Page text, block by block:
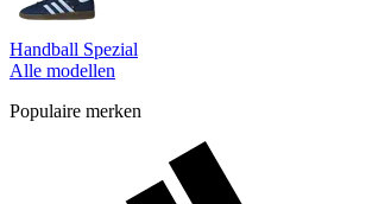
Handball Spezial
Alle modellen
Populaire merken